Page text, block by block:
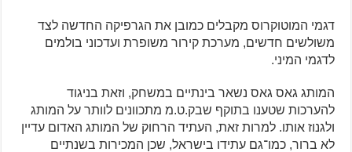
דגמי המוטוקרוס מקבלים כמובן את הגרפיקה החדשה לצד
משולשים חדשים, מערכת קירור משופרת ועדכוני בולמים
לדגמי המיני.
המותג גאס גאס נשאר בינתיים במשחק, וזאת בניגוד
להערכות שטענו בתוקף שבק.ט.מ מתכוונים לוותר על המותג
ולגנוז אותו. למרות זאת, העתיד הרחוק של המותג האדום עדיין
לא ברור, כמו־גם עתידו בישראל, שכן המכירות בשנתיים